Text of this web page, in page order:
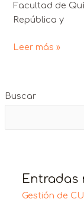
Buscar
Entradas
Gestión de
Facultad de
República y
Leer más »